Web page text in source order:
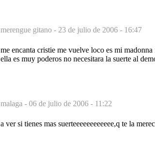
merengue gitano - 23 de julio de 2006 - 16:47
me encanta cristie me vuelve loco es mi
ella es muy poderos no necesitara la suerte al
malaga - 06 de julio de 2006 - 11:22
a ver si tienes mas suerteeeeeeeeeeee,q te la